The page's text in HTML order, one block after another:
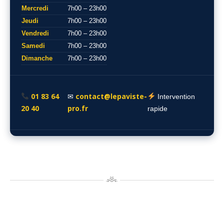
Mercredi
7h00 – 23h00
Jeudi
7h00 – 23h00
Vendredi
7h00 – 23h00
Samedi
7h00 – 23h00
Dimanche
7h00 – 23h00
01 83 64
20 40
✉ contact@lepaviste-
pro.fr
Intervention
rapide